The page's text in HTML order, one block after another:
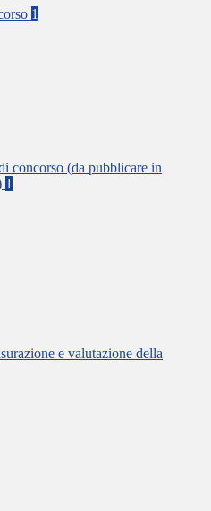
1
concorso (da pubblicare in
1
e valutazione della